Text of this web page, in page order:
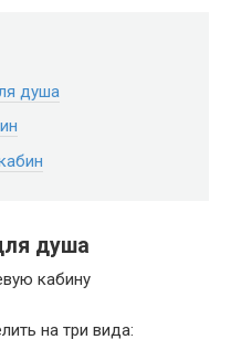
душа
душа
на три вида: